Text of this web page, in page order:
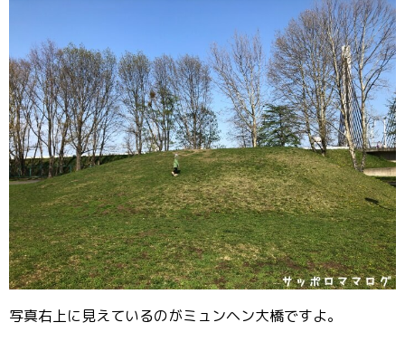
写真右上に見えているのがミュンヘン大橋ですよ。